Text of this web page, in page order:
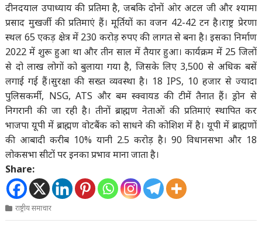
दीनदयाल उपाध्याय की प्रतिमा है, जबकि दोनों ओर अटल जी और श्यामा
प्रसाद मुखर्जी की प्रतिमाएं हैं। मूर्तियों का वजन 42-42 टन है।राष्ट्र प्रेरणा
स्थल 65 एकड़ क्षेत्र में 230 करोड़ रुपए की लागत से बना है। इसका निर्माण
2022 में शुरू हुआ था और तीन साल में तैयार हुआ। कार्यक्रम में 25 जिलों
से दो लाख लोगों को बुलाया गया है, जिसके लिए 3,500 से अधिक बसें
लगाई गई हैं।सुरक्षा की सख्त व्यवस्था है। 18 IPS, 10 हजार से ज्यादा
पुलिसकर्मी, NSG, ATS और बम स्क्वायड की टीमें तैनात हैं। ड्रोन से
निगरानी की जा रही है। तीनों ब्राह्मण नेताओं की प्रतिमाएं स्थापित कर
भाजपा यूपी में ब्राह्मण वोटबैंक को साधने की कोशिश में है। यूपी में ब्राह्मणों
की आबादी करीब 10% यानी 2.5 करोड़ है। 90 विधानसभा और 18
लोकसभा सीटों पर इनका प्रभाव माना जाता है।
Share:
राष्ट्रीय समाचार